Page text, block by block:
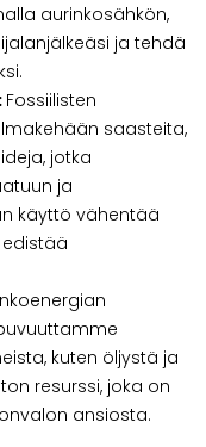
aurinkosähkön,
ja tehdä
Fossiilisten
saasteita,
jotka
ja
käyttö vähentää
kuten öljystä ja
resurssi, joka on
ansiosta.